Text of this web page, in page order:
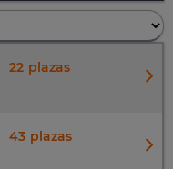
22
43